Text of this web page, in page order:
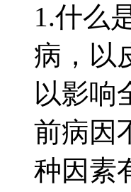
1.什么
病，以
以影响
前病因
种因素